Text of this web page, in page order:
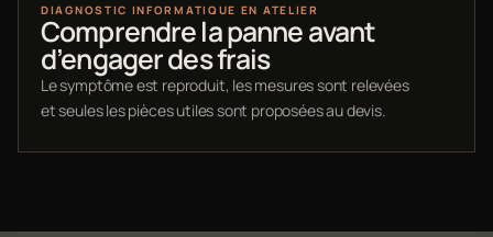
DIAGNOSTIC INFORMATIQUE EN ATELIER
Comprendre la panne avant
d’engager des frais
Le symptôme est reproduit, les mesures sont relevées
et seules les pièces utiles sont proposées au devis.